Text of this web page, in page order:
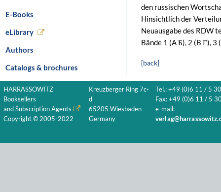
E-Books
eLibrary
Authors
Catalogs & brochures
den russischen
Hinsichtlich der
Neuausgabe des RDW
Bände 1 (A Б), 2 (B Г),
[back]
HARRASSOWITZ
Booksellers
and Subscription Agents
Copyright © 2005-2022
Kreuzberger Ring 7c-
d
65205 Wiesbaden
Germany
Tel.: +49 (0)6 11 / 5
Fax: +49 (0)6 11 / 5
e-mail: